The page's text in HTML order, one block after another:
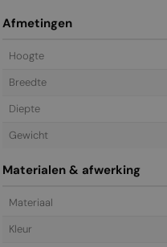
Afmetingen
Hoogte
Breedte
Diepte
Gewicht
Materialen & afwerking
Materiaal
Kleur